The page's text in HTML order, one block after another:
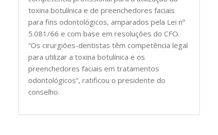
toxina botulínica e de preenchedores faciais
para fins odontológicos, amparados pela Lei nº
5.081/66 e com base em resoluções do CFO.
“Os cirurgiões-dentistas têm competência legal
para utilizar a toxina botulínica e os
preenchedores faciais em tratamentos
odontológicos”, ratificou o presidente do
conselho.